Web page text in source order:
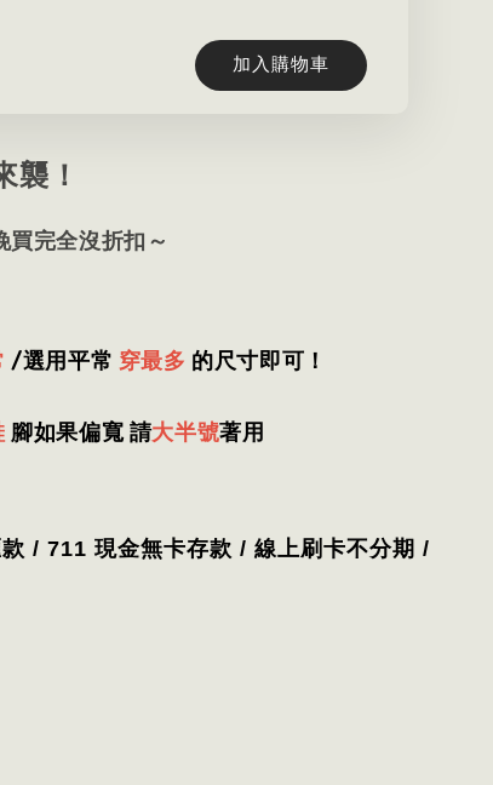
加入購物車
襲！
買完全沒折扣～
/選用平常 穿最多 的尺寸即可！
腳如果偏寬 請大半號著用
/ 711 現金無卡存款 / 線上刷卡不分期 /